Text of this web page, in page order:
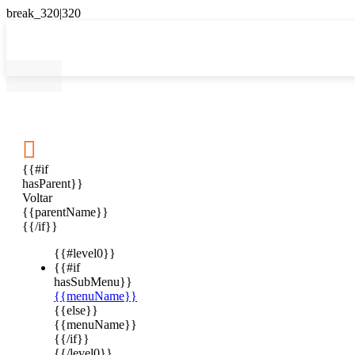

{{#if
hasParent}}
Voltar
{{parentName}}
{{/if}}
{{#level0}}
{{#if
hasSubMenu}}
{{menuName}}
{{else}}
{{menuName}}
{{/if}}